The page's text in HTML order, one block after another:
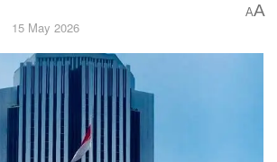
15 May 2026
AA